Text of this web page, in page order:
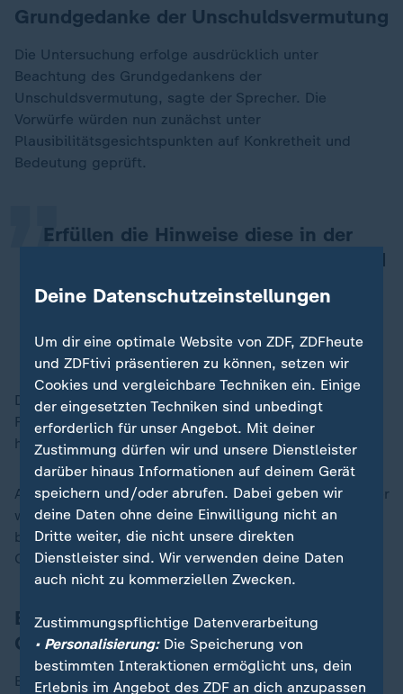
Grundgedanke der Unschuldsvermutung
Die Untersuchung erfolge ausdrücklich unter
Beachtung des Grundgedankens der
Unschuldsvermutung, sagte der Sprecher. Die
Vorwürfe würden nun zunächst unter
Plausibilitätsgesichtspunkten auf Konkretheit und
Bedeutung geprüft.
Erfüllen die Hinweise diese in der
Satzung genannten Grundsätze, wird
ein formales Ombudsverfahren zur
Vorprüfung der Hinweise begonnen.
„
Sprecher der Universität Hamburg
Dabei könne auch eine externe wissenschaftliche
Fachexpertise zur Begutachtung der Hinweise
hinzugezogen werden.
Auf Grundlage dieses Gutachtens wiederum sowie aller
weiteren vorliegenden Informationen und Unterlagen
bewerte das Ombudskollegium dann den
Gesamtsachverhalt.
Brosius-Gersdorf hatte selbst
Gutachten in Auftrag gegeben
Brosius-Gersdorf und ihr Mann hatten zuvor selbst bei
Deine Datenschutzeinstellungen
Um dir eine optimale Website von ZDF, ZDFheute
und ZDFtivi präsentieren zu können, setzen wir
Cookies und vergleichbare Techniken ein. Einige
der eingesetzten Techniken sind unbedingt
erforderlich für unser Angebot. Mit deiner
Zustimmung dürfen wir und unsere Dienstleister
darüber hinaus Informationen auf deinem Gerät
speichern und/oder abrufen. Dabei geben wir
deine Daten ohne deine Einwilligung nicht an
Dritte weiter, die nicht unsere direkten
Dienstleister sind. Wir verwenden deine Daten
auch nicht zu kommerziellen Zwecken.
Zustimmungspflichtige Datenverarbeitung
• Personalisierung:Die Speicherung von
bestimmten Interaktionen ermöglicht uns, dein
Erlebnis im Angebot des ZDF an dich anzupassen